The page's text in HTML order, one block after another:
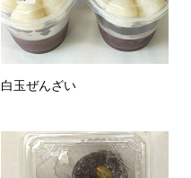
白玉ぜんざい